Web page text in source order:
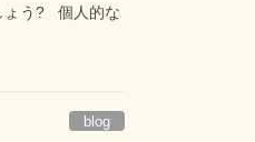
ょう? 個人的な
blog